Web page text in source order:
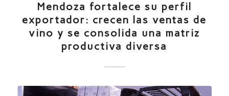
Mendoza fortalece su perfil
exportador: crecen las ventas de
vino y se consolida una matriz
productiva diversa